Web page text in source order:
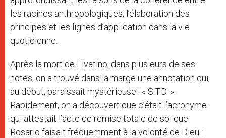
les racines anthropologiques, l’élaboration des
principes et les lignes d’application dans la vie
quotidienne.
Après la mort de Livatino, dans plusieurs de ses
notes, on a trouvé dans la marge une annotation qui,
au début, paraissait mystérieuse : « S.T.D. ».
Rapidement, on a découvert que c’était l’acronyme
qui attestait l’acte de remise totale de soi que
Rosario faisait fréquemment à la volonté de Dieu :